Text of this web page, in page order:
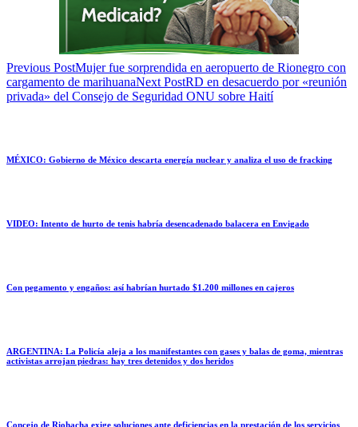
Previous PostMujer fue sorprendida en aeropuerto de Rionegro con
cargamento de marihuanaNext PostRD en desacuerdo por «reunión
privada» del Consejo de Seguridad ONU sobre Haití
MÉXICO: Gobierno de México descarta energía nuclear y analiza el uso de fracking
VIDEO: Intento de hurto de tenis habría desencadenado balacera en Envigado
Con pegamento y engaños: así habrían hurtado $1.200 millones en cajeros
ARGENTINA: La Policía aleja a los manifestantes con gases y balas de goma, mientras
activistas arrojan piedras: hay tres detenidos y dos heridos
Concejo de Riohacha exige soluciones ante deficiencias en la prestación de los servicios